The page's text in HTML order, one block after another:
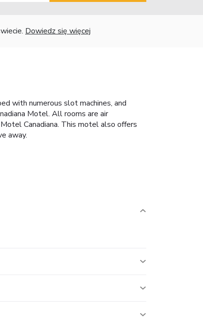
Dowiedz się więcej
with numerous slot machines, and
Motel. All rooms are air
Canadiana. This motel also offers
away.